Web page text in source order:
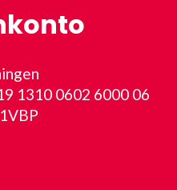
1310 0602 6000 06